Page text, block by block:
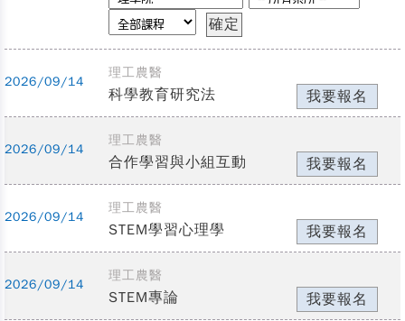
2026/09/14
理工農醫
科學教育研究法 我要報名
2026/09/14
理工農醫
合作學習與小組互動 我要報名
2026/09/14
理工農醫
STEM學習心理學 我要報名
2026/09/14
理工農醫
STEM專論 我要報名